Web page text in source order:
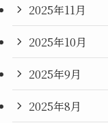
2025年11月
2025年10月
2025年9月
2025年8月